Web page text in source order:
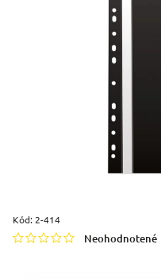
Kód: 2-414
Neohodnotené